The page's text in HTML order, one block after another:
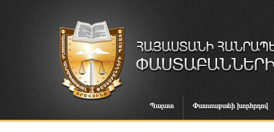
Պալատ Փաստաբանի խորհրդով